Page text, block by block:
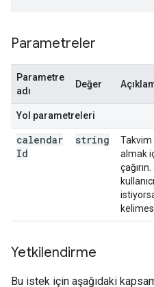
Parametreler
Parametre
adı
Değer
Yol parametreleri
calendar
Id
string
Takvim
almak
Yetkilendirme
Bu istek için aşağıdaki